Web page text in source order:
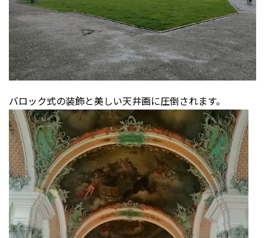
バロック式の装飾と美しい天井画に圧倒されます。